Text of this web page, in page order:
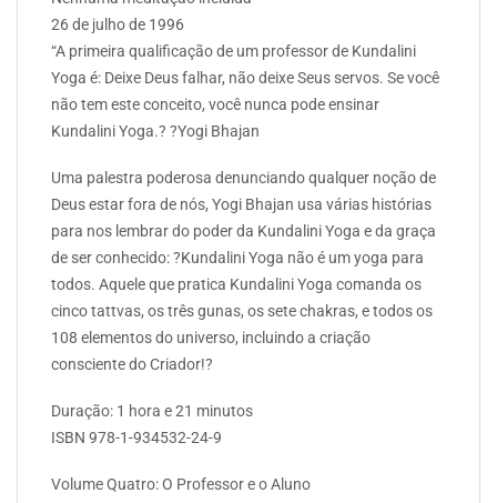
26 de julho de 1996
“A primeira qualificação de um professor de Kundalini
Yoga é: Deixe Deus falhar, não deixe Seus servos. Se você
não tem este conceito, você nunca pode ensinar
Kundalini Yoga.? ?Yogi Bhajan
Uma palestra poderosa denunciando qualquer noção de
Deus estar fora de nós, Yogi Bhajan usa várias histórias
para nos lembrar do poder da Kundalini Yoga e da graça
de ser conhecido: ?Kundalini Yoga não é um yoga para
todos. Aquele que pratica Kundalini Yoga comanda os
cinco tattvas, os três gunas, os sete chakras, e todos os
108 elementos do universo, incluindo a criação
consciente do Criador!?
Duração: 1 hora e 21 minutos
ISBN 978-1-934532-24-9
Volume Quatro: O Professor e o Aluno